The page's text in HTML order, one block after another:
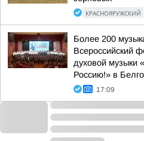
КРАСНОЯРУЖСКИЙ
Более 200
Всероссийский
духовой музыки
Россию!» в
17:09